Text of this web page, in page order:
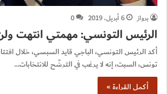
برواز
6 أبريل، 2019 0
الرئيس التونسي: مهمتي انتهت
أكد الرئيس التونسي، الباجي قايد السبسي، خلال
تونس، السبت، إنه لا يرغب في الترشّح للانتخابات…
أكمل القراءة »